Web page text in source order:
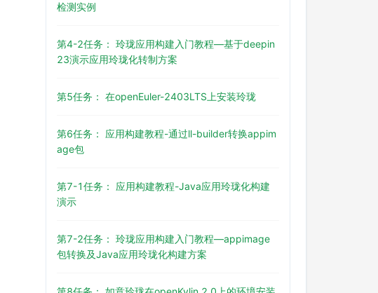
检测实例
第4-2任务： 玲珑应用构建入门教程—基于deepin
23演示应用玲珑化转制方案
第5任务： 在openEuler-2403LTS上安装玲珑
第6任务： 应用构建教程-通过ll-builder转换appim
age包
第7-1任务： 应用构建教程-Java应用玲珑化构建
演示
第7-2任务： 玲珑应用构建入门教程—appimage
包转换及Java应用玲珑化构建方案